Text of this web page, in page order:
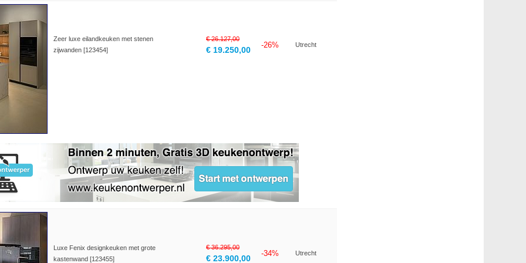
Zeer luxe eilandkeuken met stenen
zijwanden [123454]
€ 26.127,00
€ 19.250,00
-26% Utrecht
Luxe Fenix designkeuken met grote
kastenwand [123455]
€ 36.295,00
€ 23.900,00
-34% Utrecht